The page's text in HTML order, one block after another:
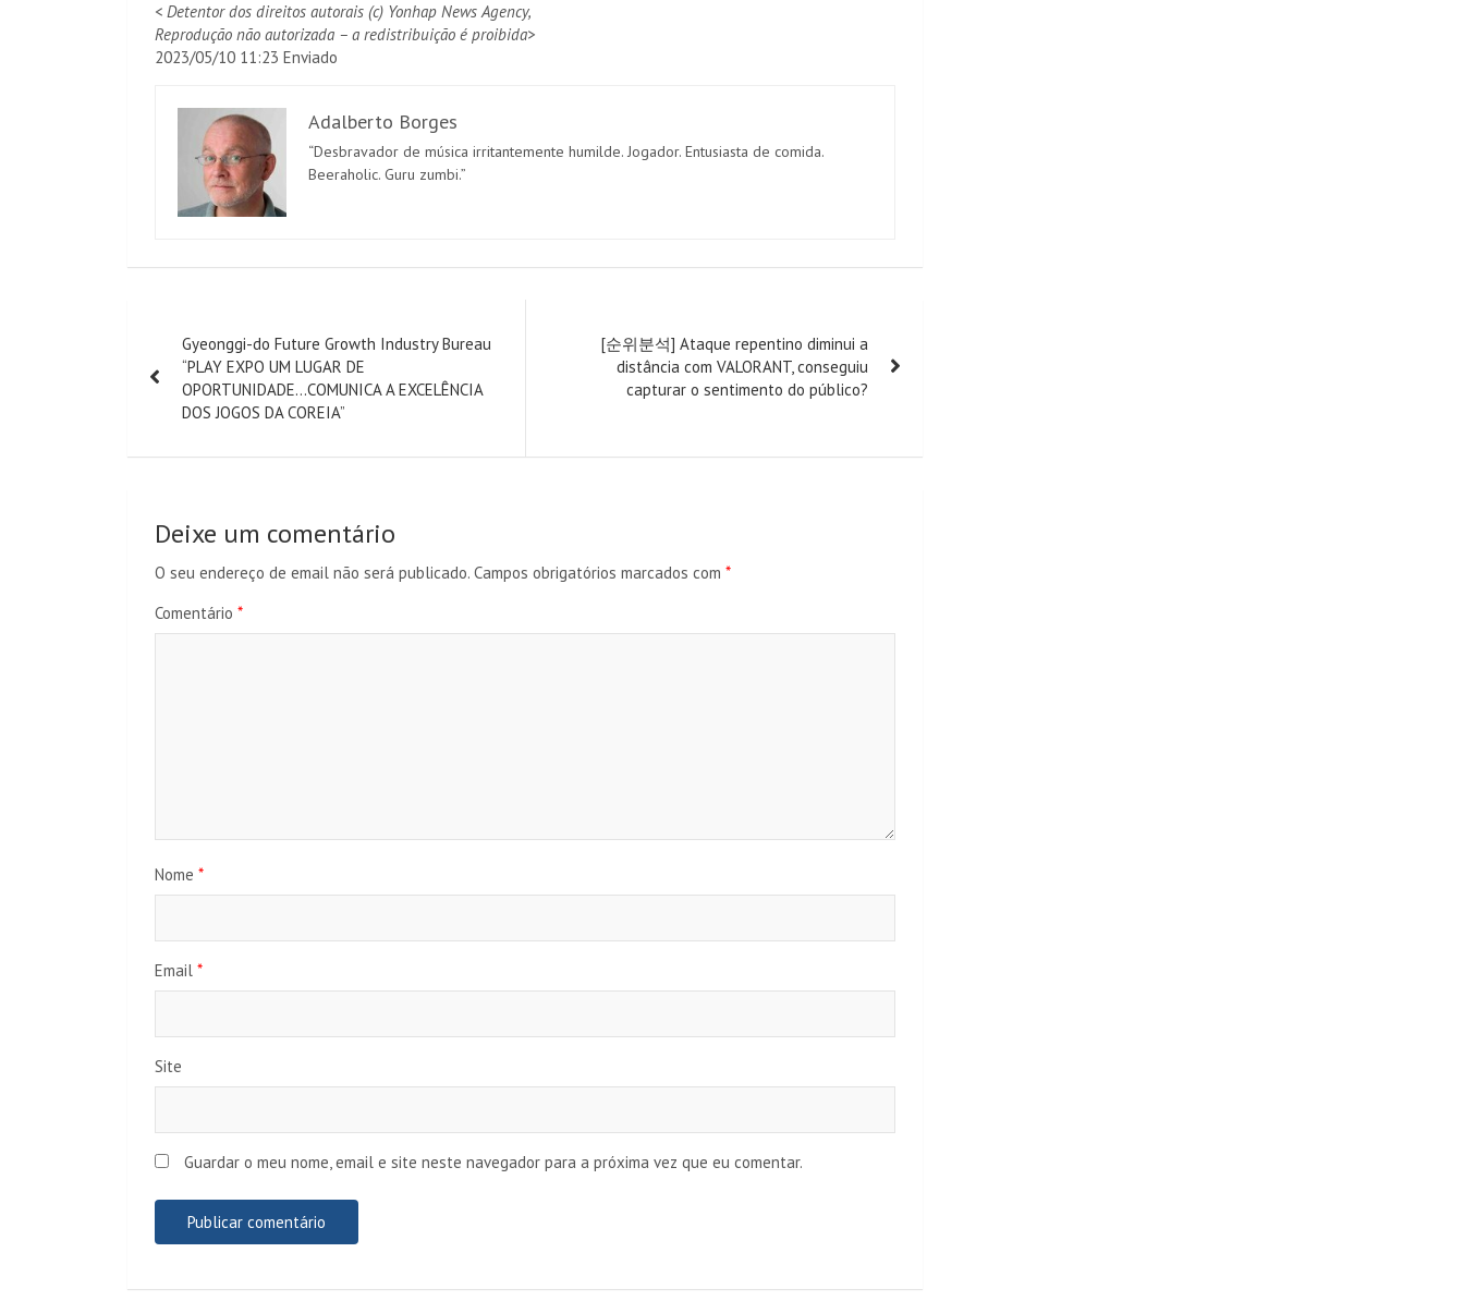
< Detentor dos direitos autorais (c) Yonhap News Agency,
Reprodução não autorizada – a redistribuição é proibida>
2023/05/10 11:23 Enviado
Adalberto Borges
“Desbravador de música irritantemente humilde. Jogador. Entusiasta de comida.
Beeraholic. Guru zumbi.”
de
artigos
Gyeonggi-do Future Growth Industry Bureau
“PLAY EXPO UM LUGAR DE
OPORTUNIDADE…COMUNICA A EXCELÊNCIA
DOS JOGOS DA COREIA”
[순위분석] Ataque repentino diminui a
distância com VALORANT, conseguiu
capturar o sentimento do público?
Deixe um comentário
O seu endereço de email não será publicado. Campos obrigatórios marcados com *
Comentário *
Nome *
Email *
Site
Guardar o meu nome, email e site neste navegador para a próxima vez que eu comentar.